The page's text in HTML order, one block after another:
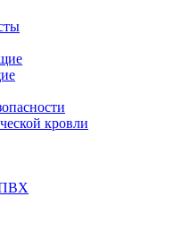
кровли
ПВХ